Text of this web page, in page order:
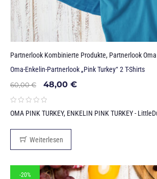
Partnerlook Kombinierte Produkte, Partnerlook
Oma-Enkelin-Partnerlook „Pink Turkey“ 2 T-Shirts
60,00€ 48,00 €
OMA PINK TURKEY, ENKELIN PINK TURKEY -
Weiterlesen
-20%